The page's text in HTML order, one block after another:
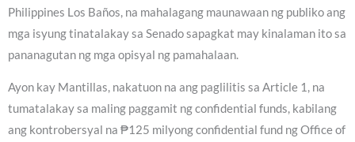
Philippines Los Baños, na mahalagang maunawaan ng publiko ang
mga isyung tinatalakay sa Senado sapagkat may kinalaman ito sa
pananagutan ng mga opisyal ng pamahalaan.
Ayon kay Mantillas, nakatuon na ang paglilitis sa Article 1, na
tumatalakay sa maling paggamit ng confidential funds, kabilang
ang kontrobersyal na ₱125 milyong confidential fund ng Office of